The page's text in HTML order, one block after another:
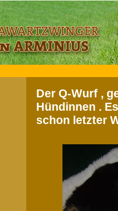
Der Q-Wurf ,
Hündinnen .
schon letzter